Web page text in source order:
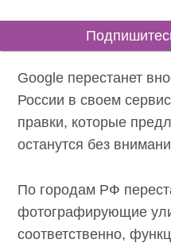
Google перестанет
России в своем
правки, которые
останутся без
По городам РФ
фотографирующие
соответственно,